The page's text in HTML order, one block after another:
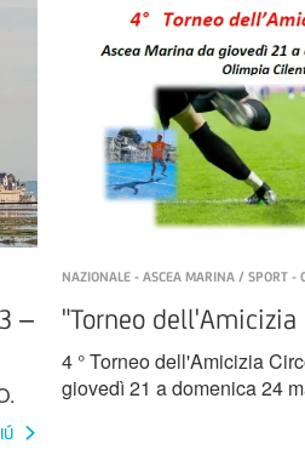
–
NAZIONALE - ASCEA MARINA / SPORT -
"Torneo
4 ° Torneo dell'Amicizia
giovedì 21 a domenica 24